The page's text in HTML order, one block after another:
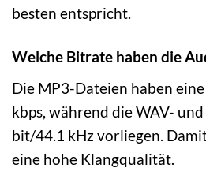
besten entspricht.
Welche Bitrate haben die
Die MP3-Dateien haben
kbps, während die WAV-
bit/44.1 kHz vorliegen.
eine hohe Klangqualität.